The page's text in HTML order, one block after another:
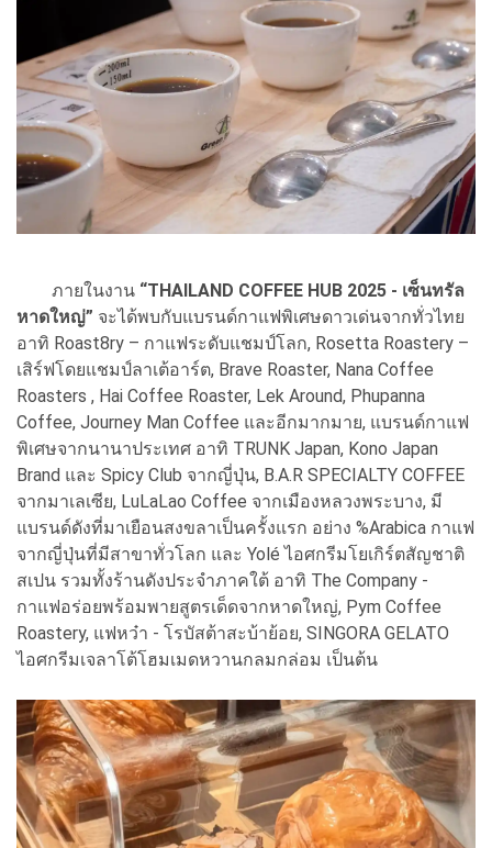
ภายในงาน “THAILAND COFFEE HUB 2025 - เซ็นทรัล
หาดใหญ่” จะได้พบกับแบรนด์กาแฟพิเศษดาวเด่นจากทั่วไทย
อาทิ Roast8ry – กาแฟระดับแชมป์โลก, Rosetta Roastery –
เสิร์ฟโดยแชมป์ลาเต้อาร์ต, Brave Roaster, Nana Coffee
Roasters , Hai Coffee Roaster, Lek Around, Phupanna
Coffee, Journey Man Coffee และอีกมากมาย, แบรนด์กาแฟ
พิเศษจากนานาประเทศ อาทิ TRUNK Japan, Kono Japan
Brand และ Spicy Club จากญี่ปุ่น, B.A.R SPECIALTY COFFEE
จากมาเลเซีย, LuLaLao Coffee จากเมืองหลวงพระบาง, มี
แบรนด์ดังที่มาเยือนสงขลาเป็นครั้งแรก อย่าง %Arabica กาแฟ
จากญี่ปุ่นที่มีสาขาทั่วโลก และ Yolé ไอศกรีมโยเกิร์ตสัญชาติ
สเปน รวมทั้งร้านดังประจำภาคใต้ อาทิ The Company -
กาแฟอร่อยพร้อมพายสูตรเด็ดจากหาดใหญ่, Pym Coffee
Roastery, แฟหว๋า - โรบัสต้าสะบ้าย้อย, SINGORA GELATO
ไอศกรีมเจลาโต้โฮมเมดหวานกลมกล่อม เป็นต้น